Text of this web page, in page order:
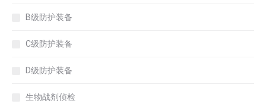
B级防护装备
C级防护装备
D级防护装备
生物战剂侦检